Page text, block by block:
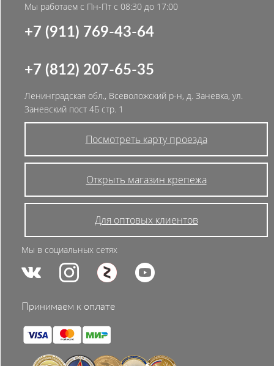
Мы работаем с Пн-Пт с 08:30 до 17:00
+7 (911) 769-43-64
+7 (812) 207-65-35
Ленинградская обл., Всеволожский р-н, д. Заневка, ул.
Заневский пост 4Б стр. 1
Посмотреть карту проезда
Открыть магазин крепежа
Для оптовых клиентов
Мы в социальных сетях
Принимаем к оплате